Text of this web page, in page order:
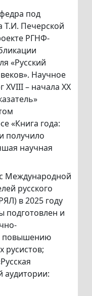
под
Т.И. Печерской
РГНФ-
«Русский
Научное
XVIII – начала XX
«Книга года:
получило
научная
Международной
русского
в 2025 году
подготовлен и
повышению
русистов;
аудитории: